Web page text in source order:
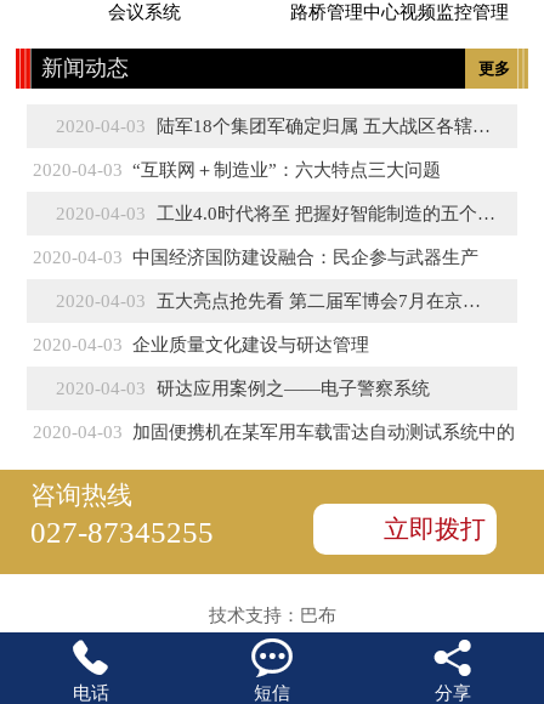
会议系统 路桥管理中心视频监控管理
更多
新闻动态
2020-04-03 陆军18个集团军确定归属 五大战区各辖3至5个
2020-04-03 “互联网＋制造业”：六大特点三大问题
2020-04-03 工业4.0时代将至 把握好智能制造的五个特征
2020-04-03 中国经济国防建设融合：民企参与武器生产
2020-04-03 五大亮点抢先看 第二届军博会7月在京盛大开幕
2020-04-03 企业质量文化建设与研达管理
2020-04-03 研达应用案例之——电子警察系统
2020-04-03 加固便携机在某军用车载雷达自动测试系统中的
咨询热线
027-87345255 立即拨打
技术支持： 巴布

电话

短信

分享